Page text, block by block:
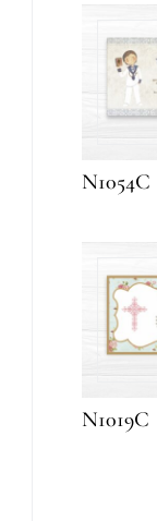
N1054C
N1019C